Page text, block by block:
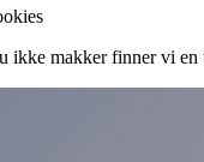
ikke makker finner vi en